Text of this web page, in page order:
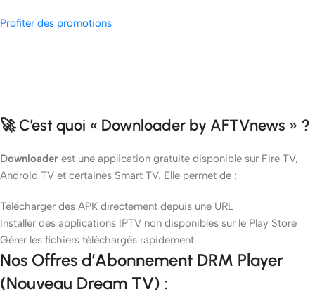
Profiter des promotions
🚀 C’est quoi « Downloader by AFTVnews » ?
Downloader est une application gratuite disponible sur Fire TV,
Android TV et certaines Smart TV. Elle permet de :
Télécharger des APK directement depuis une URL
Installer des applications IPTV non disponibles sur le Play Store
Gérer les fichiers téléchargés rapidement
Nos Offres d’Abonnement DRM Player
(Nouveau Dream TV) :